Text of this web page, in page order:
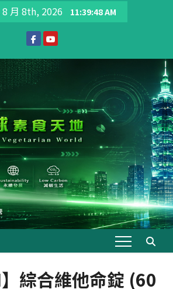
8 月 8th, 2026 11:39:49 AM
】綜合維他命錠 (60